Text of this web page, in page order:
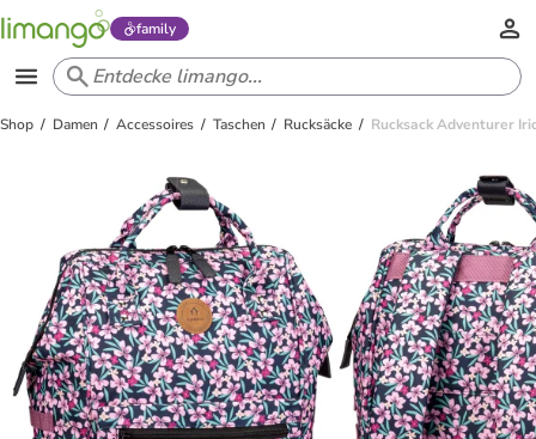
family
Shop Damen Accessoires Taschen Rucksäcke Rucksack Adventurer